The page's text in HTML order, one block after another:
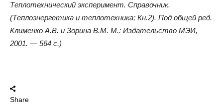
Теплотехнический эксперимент. Справочник.
(Теплоэнергетика и теплотехника; Кн.2). Под общей ред.
Клименко А.В. и Зорина В.М. М.: Издательство МЭИ,
2001. — 564 с.)
Share